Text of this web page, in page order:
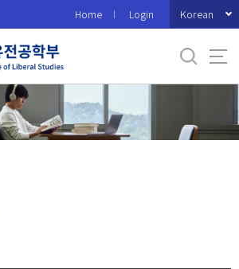
Home Login Korean